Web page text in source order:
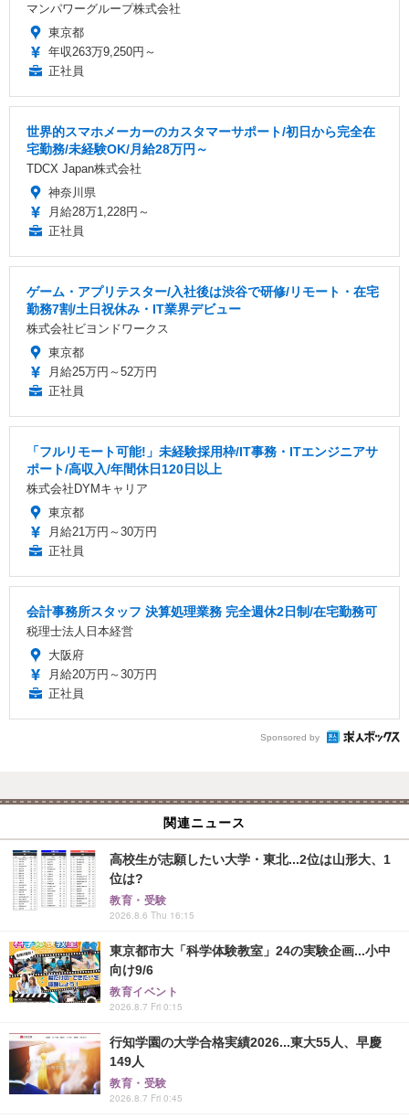
マンパワーグループ株式会社
東京都
年収263万9,250円～
正社員
世界的スマホメーカーのカスタマーサポート/初日から完全在
宅勤務/未経験OK/月給28万円～
TDCX Japan株式会社
神奈川県
月給28万1,228円～
正社員
ゲーム・アプリテスター/入社後は渋谷で研修/リモート・在宅
勤務7割/土日祝休み・IT業界デビュー
株式会社ビヨンドワークス
東京都
月給25万円～52万円
正社員
「フルリモート可能!」未経験採用枠/IT事務・ITエンジニアサ
ポート/高収入/年間休日120日以上
株式会社DYMキャリア
東京都
月給21万円～30万円
正社員
会計事務所スタッフ 決算処理業務 完全週休2日制/在宅勤務可
税理士法人日本経営
大阪府
月給20万円～30万円
正社員
Sponsored by
関連ニュース
高校生が志願したい大学・東北...2位は山形大、1
位は?
教育・受験
2026.8.6 Thu 16:15
東京都市大「科学体験教室」24の実験企画...小中
向け9/6
教育イベント
2026.8.7 Fri 0:15
行知学園の大学合格実績2026...東大55人、早慶
149人
教育・受験
2026.8.7 Fri 0:45